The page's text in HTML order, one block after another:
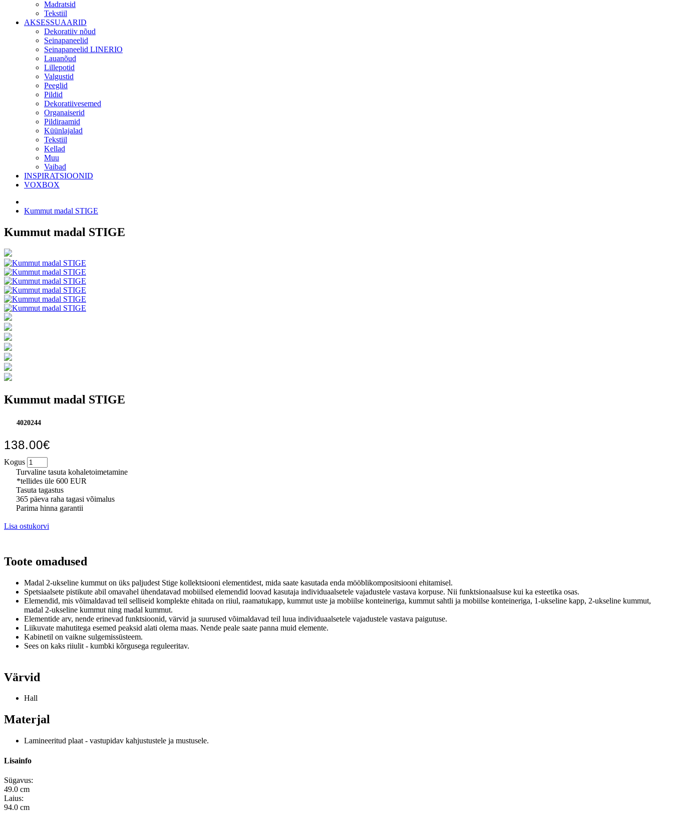
Madratsid
Tekstiil
AKSESSUAARID
Dekoratiiv nõud
Seinapaneelid
Seinapaneelid LINERIO
Lauanõud
Lillepotid
Valgustid
Peeglid
Pildid
Dekoratiivesemed
Organaiserid
Pildiraamid
Küünlajalad
Tekstiil
Kellad
Muu
Vaibad
INSPIRATSIOONID
VOXBOX
Kummut madal STIGE
Kummut madal STIGE
Kummut madal STIGE
4020244
138.00€
Kogus
Turvaline tasuta kohaletoimetamine
*tellides üle 600 EUR
Tasuta tagastus
365 päeva raha tagasi võimalus
Parima hinna garantii
Lisa ostukorvi
Toote omadused
Madal 2-ukseline kummut on üks paljudest Stige kollektsiooni elementidest, mida saate kasutada enda mööblikompositsiooni ehitamisel.
Spetsiaalsete pistikute abil omavahel ühendatavad mobiilsed elemendid loovad kasutaja individuaalsetele vajadustele vastava korpuse. Nii funktsionaalsuse kui ka esteetika osas.
Elemendid, mis võimaldavad teil selliseid komplekte ehitada on riiul, raamatukapp, kummut uste ja mobiilse konteineriga, kummut sahtli ja mobiilse konteineriga, 1-ukseline kapp, 2-ukseline kummut,
madal 2-ukseline kummut ning madal kummut.
Elementide arv, nende erinevad funktsioonid, värvid ja suurused võimaldavad teil luua individuaalsetele vajadustele vastava paigutuse.
Liikuvate mahutitega esemed peaksid alati olema maas. Nende peale saate panna muid elemente.
Kabinetil on vaikne sulgemissüsteem.
Sees on kaks riiulit - kumbki kõrgusega reguleeritav.
Värvid
Hall
Materjal
Lamineeritud plaat - vastupidav kahjustustele ja mustusele.
Lisainfo
Sügavus:
49.0 cm
Laius:
94.0 cm